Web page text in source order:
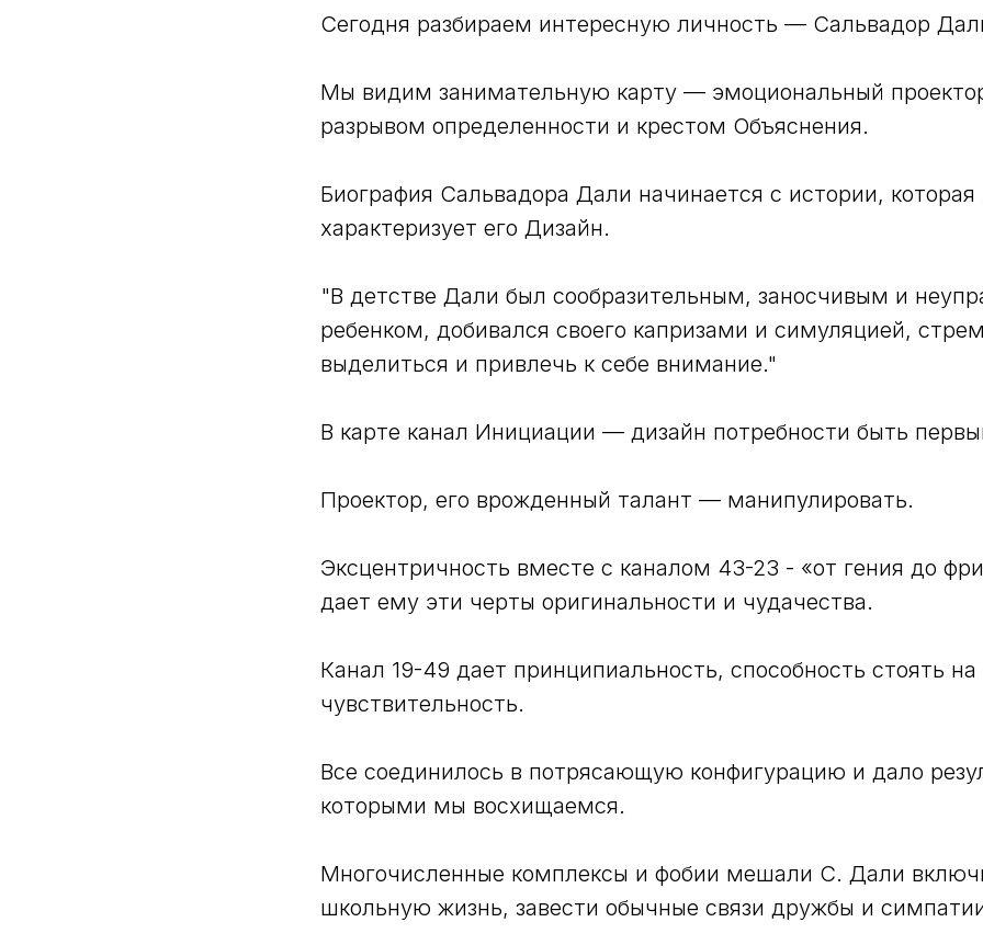
Сегодня разбираем интересную личность — Сальвадор
Мы видим занимательную карту — эмоциональный
разрывом определенности и крестом Объяснения.
Биография Сальвадора Дали начинается с истории,
характеризует его Дизайн.
"В детстве Дали был сообразительным, заносчивым и
ребенком, добивался своего капризами и симуляцией,
выделиться и привлечь к себе внимание."
В карте канал Инициации — дизайн потребности быть
Проектор, его врожденный талант — манипулировать.
Эксцентричность вместе с каналом 43-23 - «от гения до
дает ему эти черты оригинальности и чудачества.
Канал 19-49 дает принципиальность, способность стоять
чувствительность.
Все соединилось в потрясающую конфигурацию и дало
которыми мы восхищаемся.
Многочисленные комплексы и фобии мешали С. Дали
школьную жизнь, завести обычные связи дружбы и